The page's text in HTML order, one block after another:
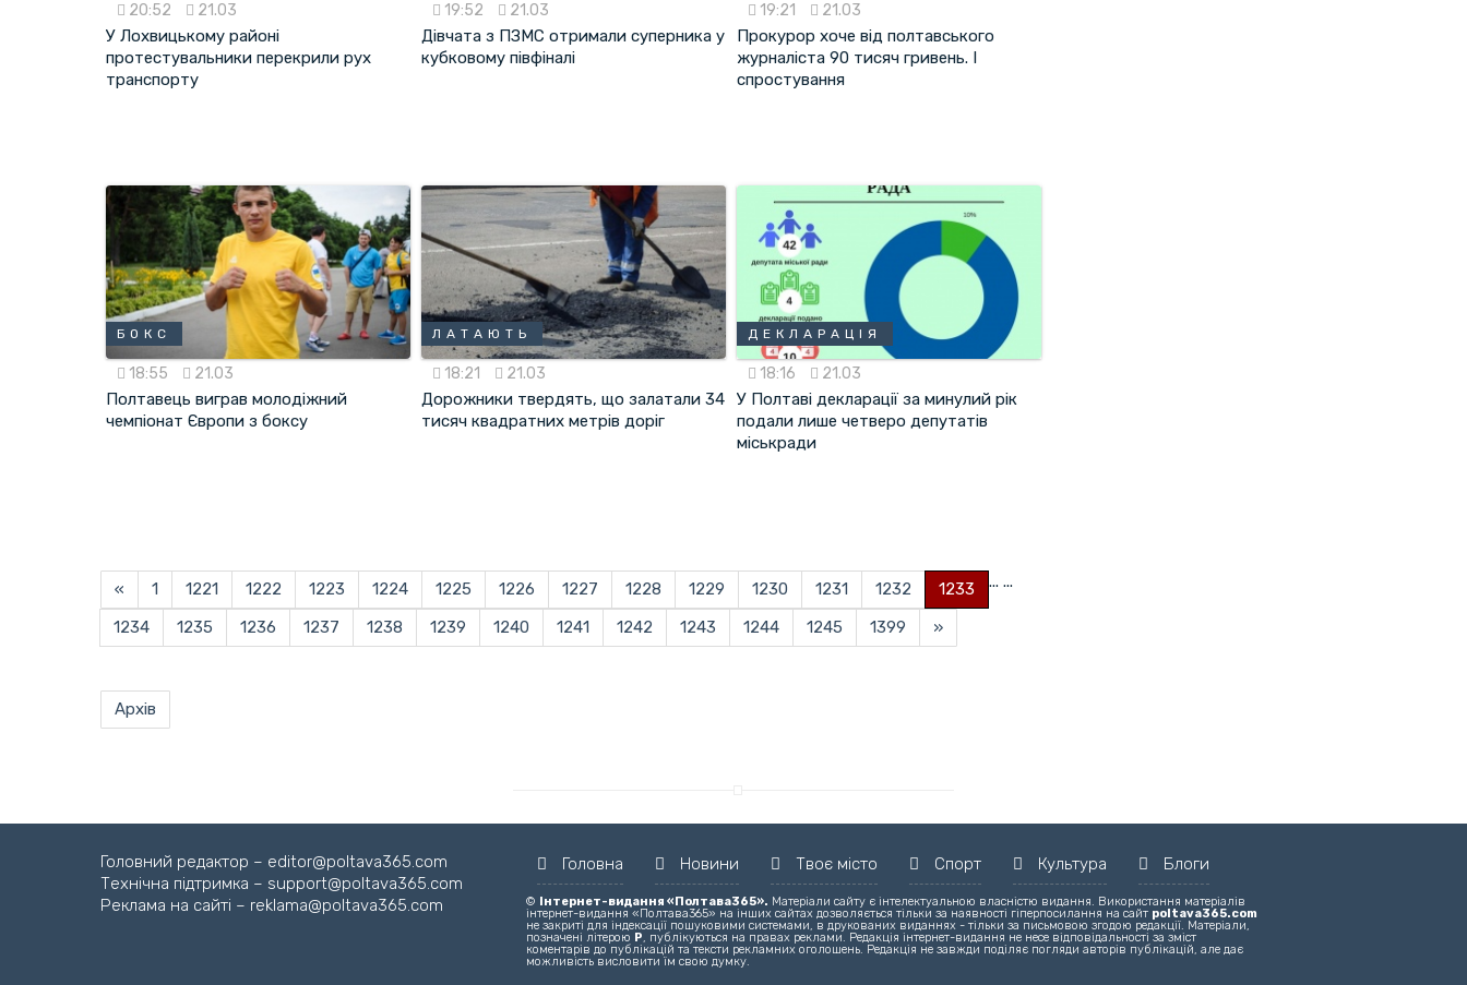
20:52 21.03
У Лохвицькому районі
протестувальники перекрили рух
транспорту
19:52 21.03
Дівчата з ПЗМС отримали суперника у
кубковому півфіналі
19:21 21.03
Прокурор хоче від полтавського
журналіста 90 тисяч гривень. І
спростування
БОКС
18:55 21.03
Полтавець виграв молодіжний
чемпіонат Європи з боксу
ЛАТАЮТЬ
18:21 21.03
Дорожники твердять, що залатали 34
тисяч квадратних метрів доріг
ДЕКЛАРАЦІЯ
18:16 21.03
У Полтаві декларації за минулий рік
подали лише четверо депутатів
міськради
« 1 ...
1221 1222 1223 1224 1225 1226 1227 1228 1229 1230 1231 1232
1233
1234
1235 1236 1237 1238 1239 1240 1241 1242 1243 1244 1245
...
1399 »
Архів
Головний редактор – editor@poltava365.com
Технічна підтримка – support@poltava365.com
Реклама на сайті – reklama@poltava365.com
Головна Новини Твоє місто Спорт Культура Блоги
© Інтернет-видання «Полтава365». Матеріали сайту є інтелектуальною власністю видання. Використання матеріалів
інтернет-видання «Полтава365» на інших сайтах дозволяється тільки за наявності гіперпосилання на сайт poltava365.com
не закриті для індексації пошуковими системами, в друкованих виданнях - тільки за письмовою згодою редакції. Матеріали,
позначені літерою Р, публікуються на правах реклами. Редакція інтернет-видання не несе відповідальності за зміст
коментарів до публікацій та тексти рекламних оголошень. Редакція не завжди поділяє погляди авторів публікацій, але дає
можливість висловити їм свою думку.